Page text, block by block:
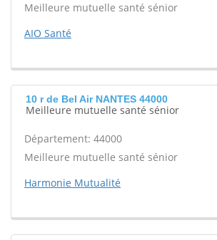
Meilleure mutuelle santé sénior
AIO Santé
10 r de Bel Air NANTES 44000
Meilleure mutuelle santé sénior
Département: 44000
Meilleure mutuelle santé sénior
Harmonie Mutualité